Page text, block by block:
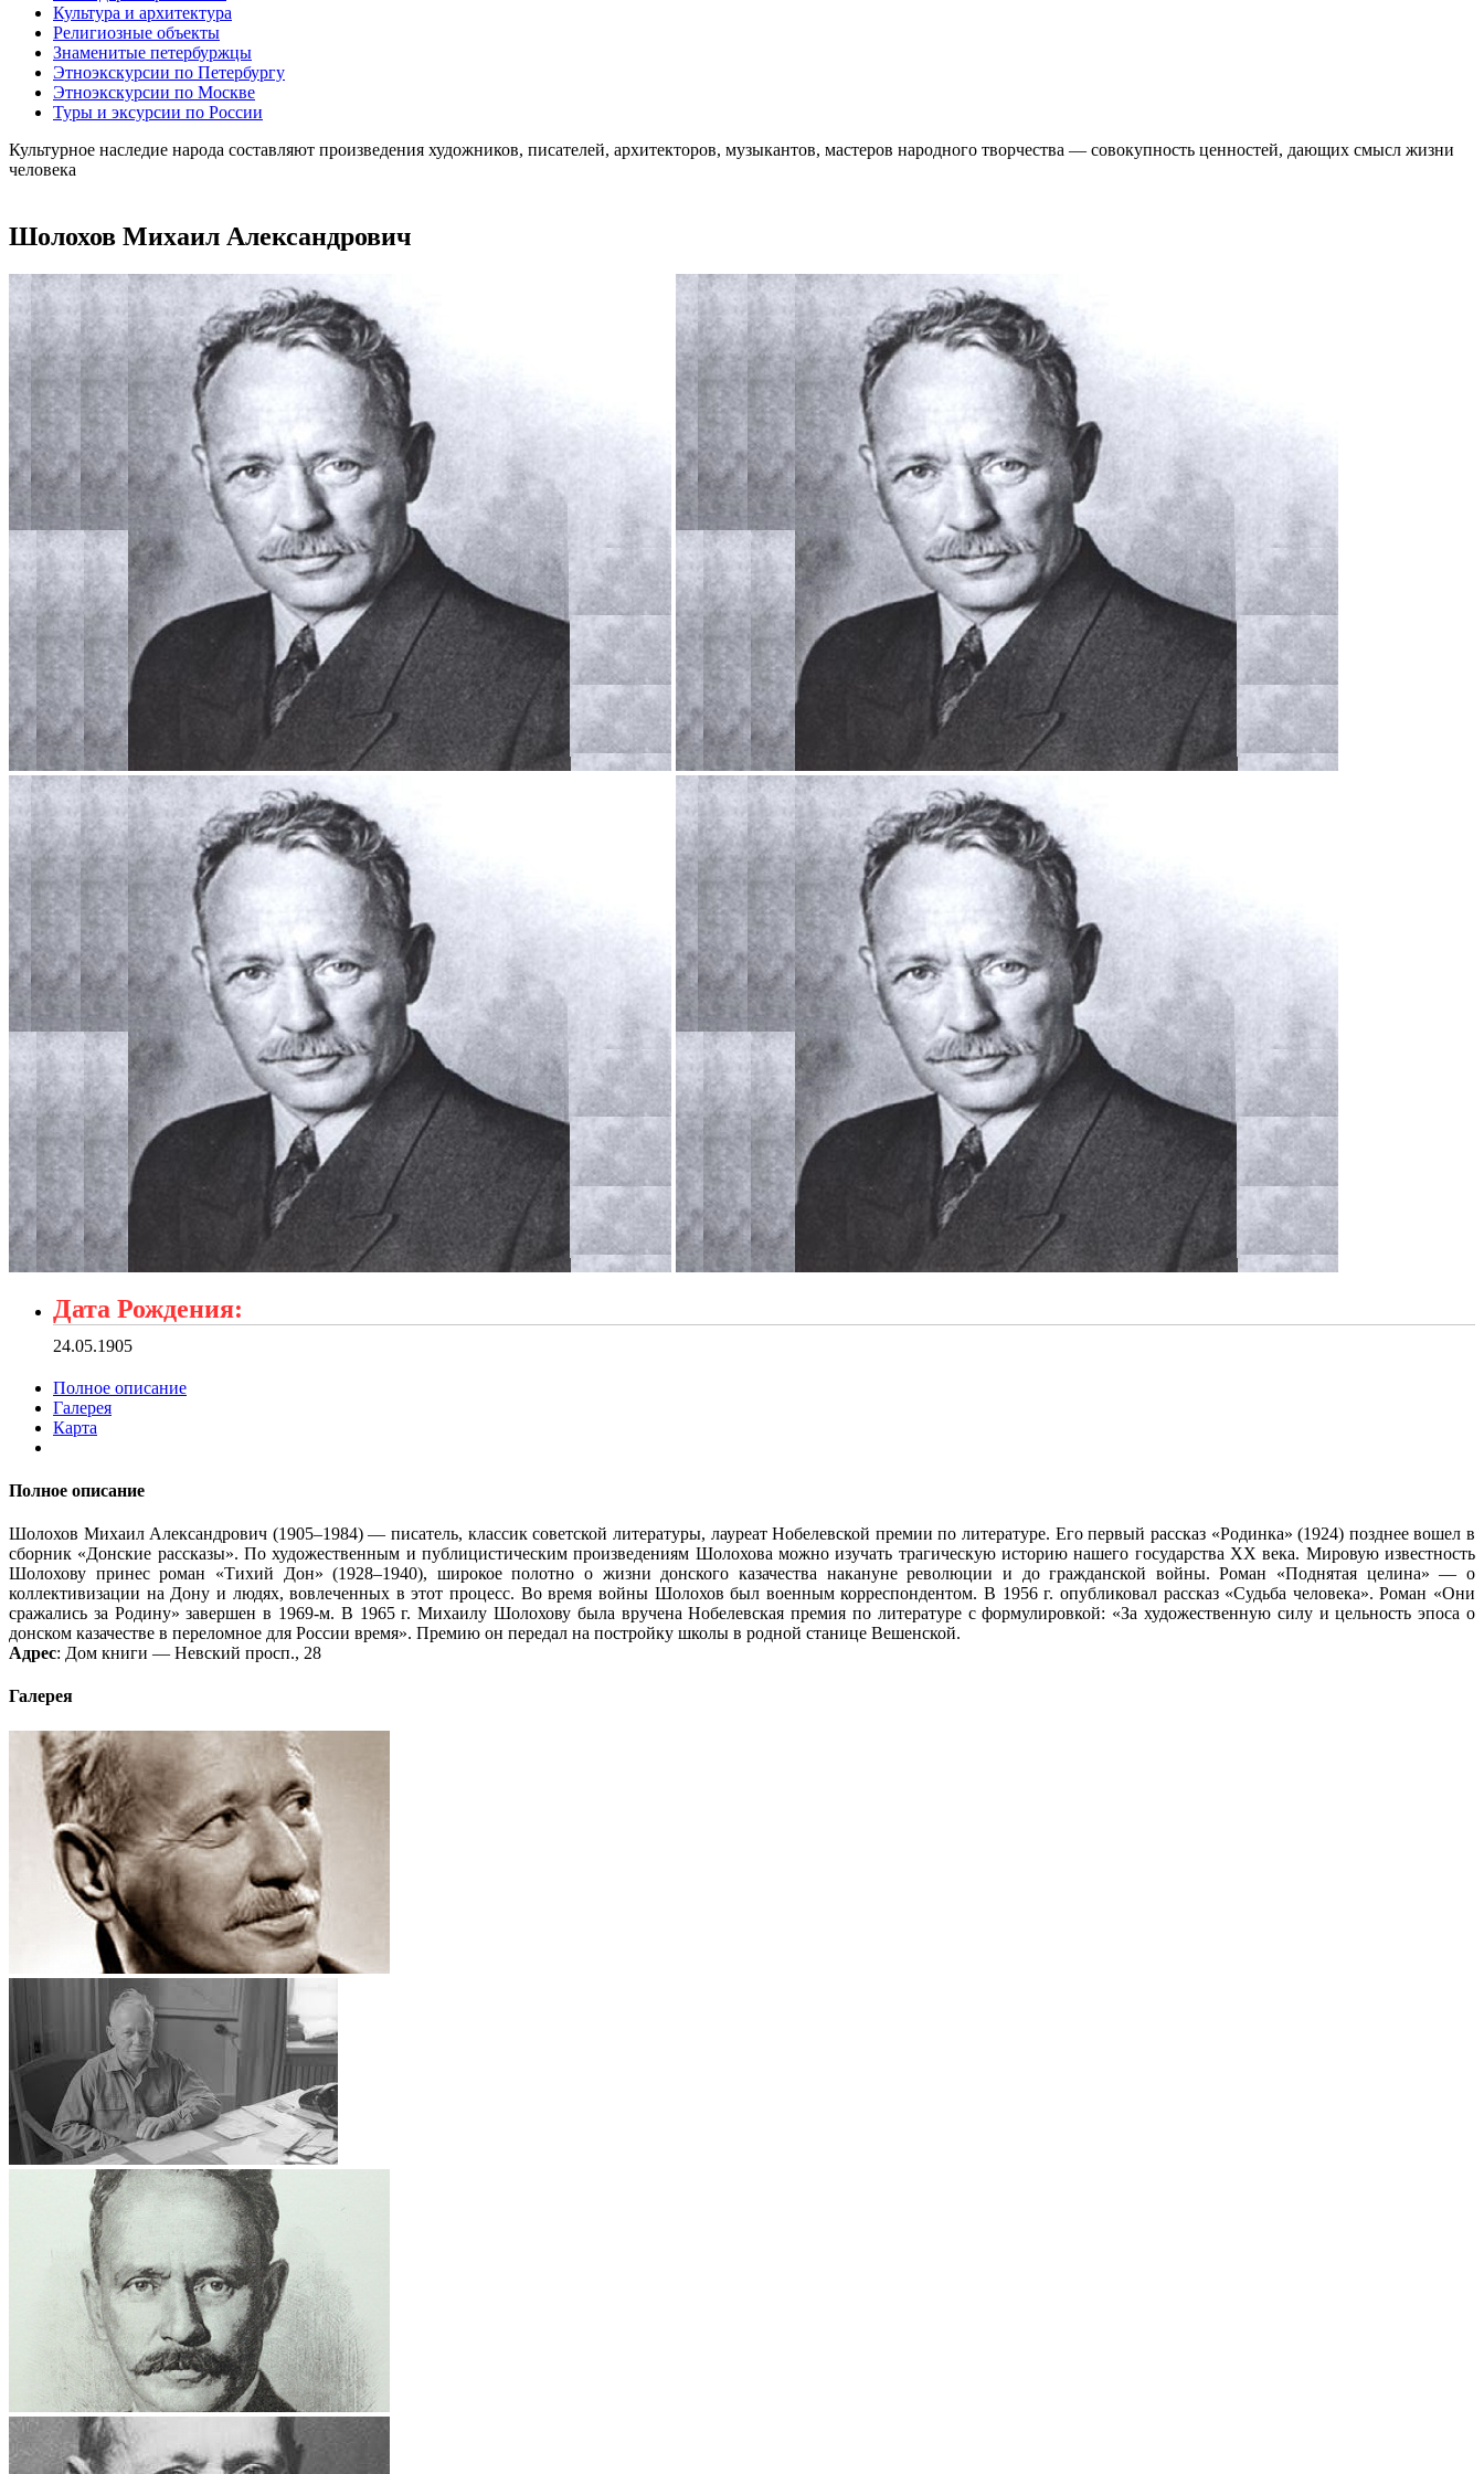
Культура и архитектура
Религиозные объекты
Знаменитые петербуржцы
Этноэкскурсии по Петербургу
Этноэкскурсии по Москве
Туры и эксурсии по России
Культурное наследие народа составляют произведения художников, писателей, архитекторов, музыкантов, мастеров народного творчества ― совокупность ценностей, дающих смысл жизни
человека
Шолохов Михаил Александрович
Дата Рождения:
24.05.1905
Полное описание
Галерея
Карта
Полное описание
Шолохов Михаил Александрович (1905–1984) — писатель, классик советской литературы, лауреат Нобелевской премии по литературе. Его первый рассказ «Родинка» (1924) позднее вошел в
сборник «Донские рассказы». По художественным и публицистическим произведениям Шолохова можно изучать трагическую историю нашего государства ХХ века. Мировую известность
Шолохову принес роман «Тихий Дон» (1928–1940), широкое полотно о жизни донского казачества накануне революции и до гражданской войны. Роман «Поднятая целина» — о
коллективизации на Дону и людях, вовлеченных в этот процесс. Во время войны Шолохов был военным корреспондентом. В 1956 г. опубликовал рассказ «Судьба человека». Роман «Они
сражались за Родину» завершен в 1969-м. В 1965 г. Михаилу Шолохову была вручена Нобелевская премия по литературе с формулировкой: «За художественную силу и цельность эпоса о
донском казачестве в переломное для России время». Премию он передал на постройку школы в родной станице Вешенской.
Адрес: Дом книги — Невский просп., 28
Галерея